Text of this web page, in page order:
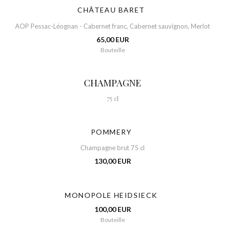
CHÂTEAU BARET
AOP Pessac-Léognan - Cabernet franc, Cabernet sauvignon, Merlot
65,00 EUR
Bouteille
CHAMPAGNE
75 cl
POMMERY
Champagne brut 75 cl
130,00 EUR
MONOPOLE HEIDSIECK
100,00 EUR
Bouteille